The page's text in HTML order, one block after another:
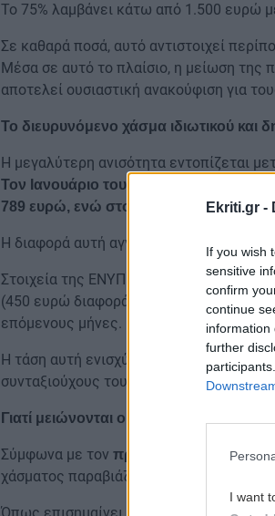
Ekriti.gr -
If you wish
sensitive
confirm
continue
information
further
I want
Το 75% λαμβάνει κάτω από 1.500 ευρώ
Σε καθαρά ποσά, αυτό αντιστοιχεί
Μέσα σε αυτό το πλαίσιο, η μείωση της
αποτελεί ουσιαστική ανακούφιση για
Το διευρυνόμενο χάσμα ιδιωτικού και
Η μεγαλύτερη ανισότητα εντοπίζεται
Τον Ιανουάριο του 2026, η μέση
789 ευρώ, ενώ στο Δημόσιο έφτασε τα
Η διαφορά αυτή αγγίζει το 46%,
Στοιχεία της ΕΝΥΠΕΚ καταγράφουν
(450 ευρώ διαφορά) τον Φεβρουάριο, σε
επόμενους μήνες.
Η τάση αυτή ενισχύει την αίσθηση «δύο
συνταξιούχους του ιδιωτικού τομέα να
Γιατί μειώνονται οι νέες συντάξεις
Σύμφωνα με τον πρόεδρο της ΕΝΥΠΕΚ,
χάσματος παραβιάζει την αρχή της